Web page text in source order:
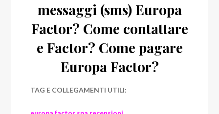
messaggi (sms) Europa
Factor? Come contattare
e Factor? Come pagare
Europa Factor?
TAG E COLLEGAMENTI UTILI: